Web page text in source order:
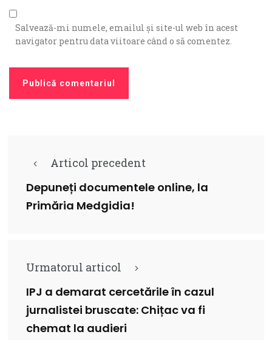
Salvează-mi numele, emailul și site-ul web în acest
navigator pentru data viitoare când o să comentez.
Articol precedent
Depuneți documentele online, la
Primăria Medgidia!
Urmatorul articol
IPJ a demarat cercetările în cazul
jurnalistei bruscate: Chițac va fi
chemat la audieri